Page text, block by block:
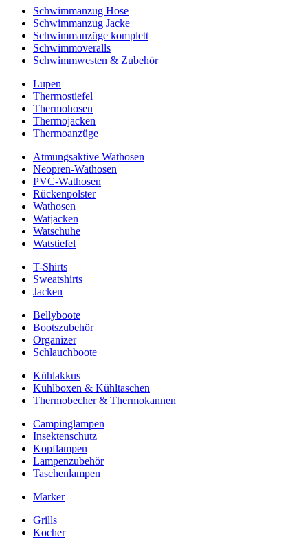
Schwimmanzug Hose
Schwimmanzug Jacke
Schwimmanzüge komplett
Schwimmoveralls
Schwimmwesten & Zubehör
Lupen
Thermostiefel
Thermohosen
Thermojacken
Thermoanzüge
Atmungsaktive Wathosen
Neopren-Wathosen
PVC-Wathosen
Rückenpolster
Wathosen
Watjacken
Watschuhe
Watstiefel
T-Shirts
Sweatshirts
Jacken
Bellyboote
Bootszubehör
Organizer
Schlauchboote
Kühlakkus
Kühlboxen & Kühltaschen
Thermobecher & Thermokannen
Campinglampen
Insektenschutz
Kopflampen
Lampenzubehör
Taschenlampen
Marker
Grills
Kocher